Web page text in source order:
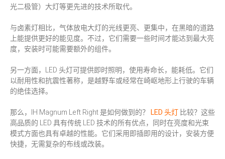
光二极管）大灯等更先进的技术所取代。
与卤素灯相比，气体放电大灯的光线更亮、更集中，在黑暗的道路
上能提供更好的能见度。不过，它们需要一些时间才能达到最大亮
度，安装时可能需要额外的组件。
另一方面，LED 头灯可提供即时照明，使用寿命长，能耗低。它们
以耐用性和抗震性著称，是越野车或经常在崎岖地形上行驶的车辆
的绝佳选择。
那么，IH Magnum Left Right 是如何做到的？ LED 头灯比较？这些
高品质的 LED 具有传统 LED 技术的所有优点，同时在亮度和光束
模式方面也具有卓越的性能。它们采用即插即用的设计，安装方便
快捷，无需复杂的布线或改装。